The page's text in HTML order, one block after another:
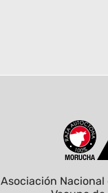
Asociación Nacional